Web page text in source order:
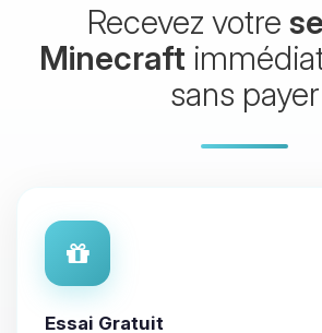
Recevez votre
Minecraft
sans payer
Essai Gratuit